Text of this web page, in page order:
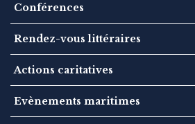
Conférences
Rendez-vous littéraires
Actions caritatives
Evènements maritimes